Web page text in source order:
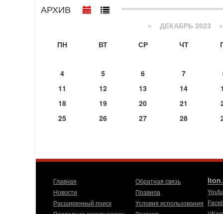
АРХИВ
« ДЕКАБРЬ 2023 »
ПН
ВТ СР ЧТ
4
5 6 7
11
12 13 14
18
19 20 21
25
26 27 28
Главная
Новости
Расширенный поиск
Обратная связь
Правила
Условия использования